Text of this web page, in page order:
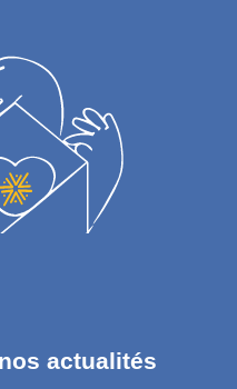
actualités